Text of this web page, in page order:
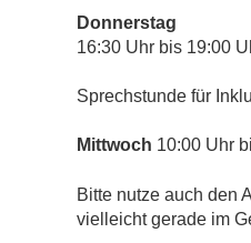
Donnerstag
16:30 Uhr bis 19:00
Sprechstunde für
Mittwoch 10:00 Uhr
​Bitte nutze auch den
vielleicht gerade im